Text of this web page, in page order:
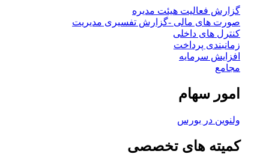
گزارش فعالیت هیئت مدیره
صورت های مالی -گزارش تفسیری مدیریت
کنترل های داخلی
زمانبندی پرداخت
افزایش سرمایه
مجامع
امور سهام
ولنوین در بورس
کمیته های تخصصی